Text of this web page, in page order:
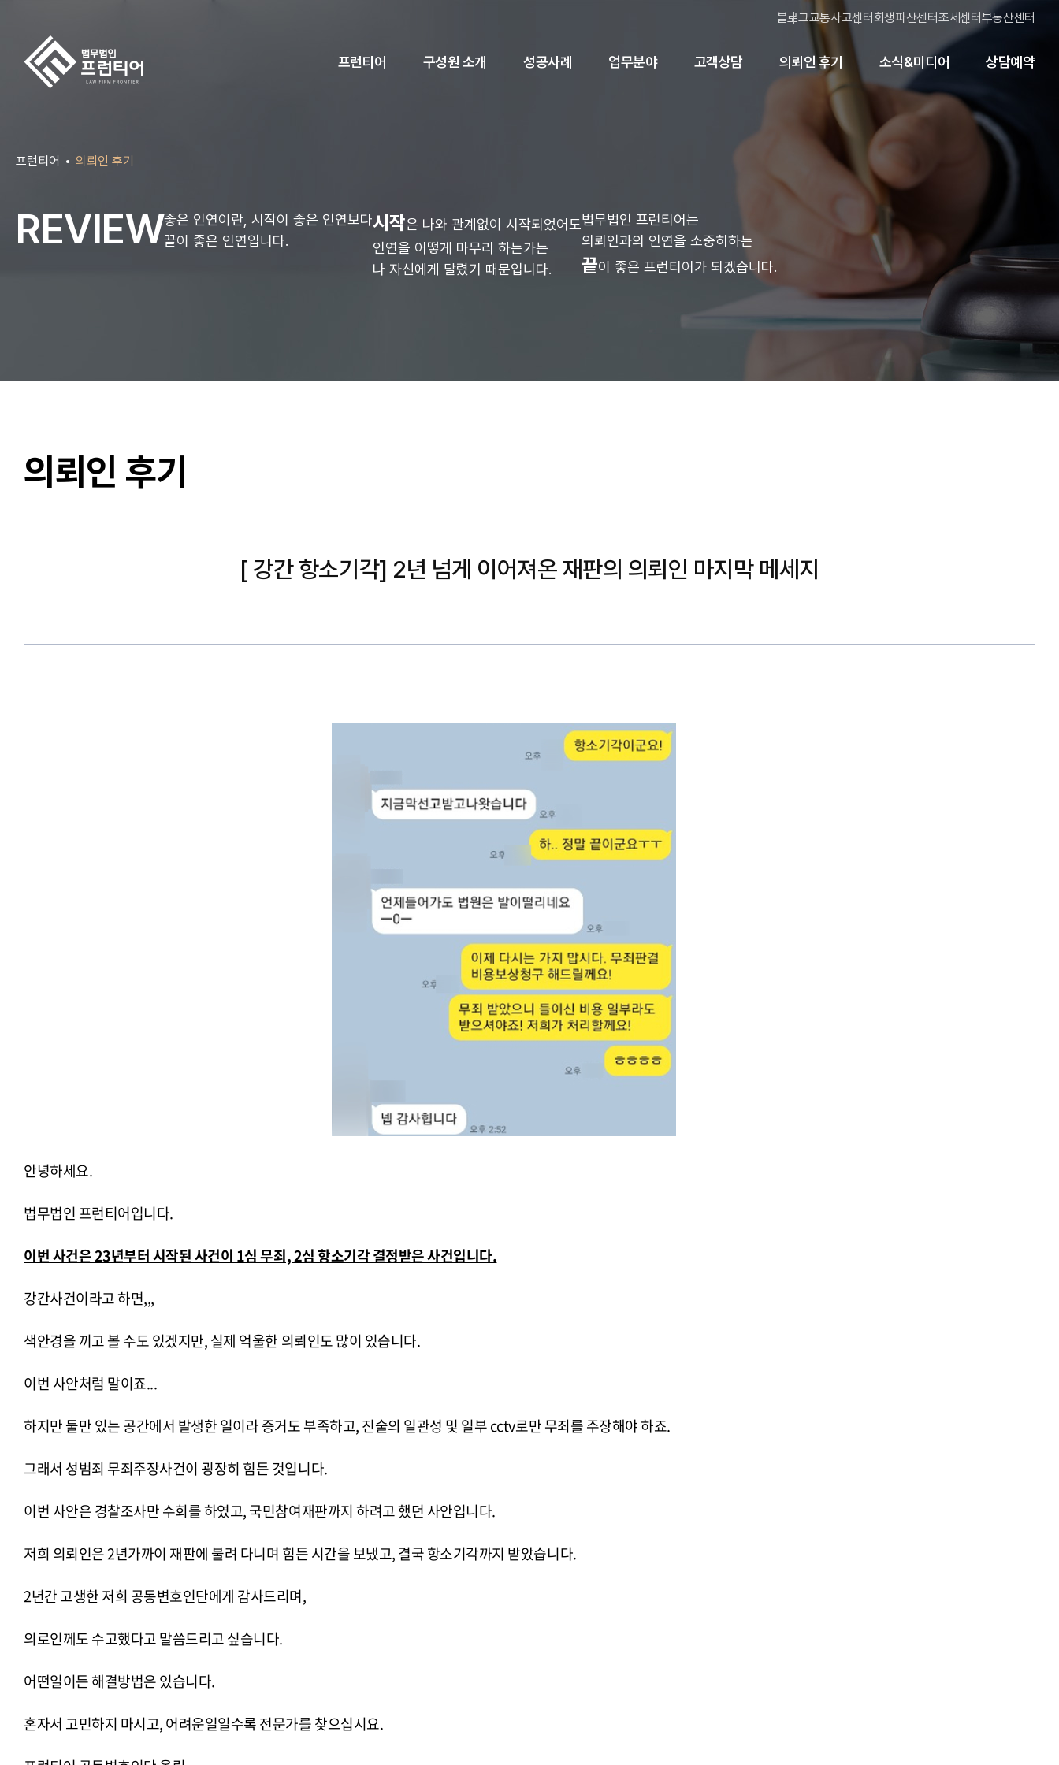
블로그교통사고센터 회생파산센터조세센터부동산센터
프런티어 구성원 소개 성공사례 업무분야 고객상담 의뢰인 후기 소식&미디어 상담예약
프런티어 의뢰인 후기
REVIEW좋은 인연이란, 시작이 좋은 인연보다
끝이 좋은 인연입니다.
시작은 나와 관계없이 시작되었어도
인연을 어떻게 마무리 하는가는
나 자신에게 달렸기 때문입니다.
법무법인 프런티어는
의뢰인과의 인연을 소중히하는
끝이 좋은 프런티어가 되겠습니다.
의뢰인 후기
[ 강간 항소기각] 2년 넘게 이어져온 재판의 의뢰인 마지막 메세지
안녕하세요.
법무법인 프런티어입니다.
이번 사건은 23년부터 시작된 사건이 1심 무죄, 2심 항소기각 결정받은 사건입니다.
강간사건이라고 하면,,,
색안경을 끼고 볼 수도 있겠지만, 실제 억울한 의뢰인도 많이 있습니다.
이번 사안처럼 말이죠...
하지만 둘만 있는 공간에서 발생한 일이라 증거도 부족하고, 진술의 일관성 및 일부 cctv로만 무죄를 주장해야 하죠.
그래서 성범죄 무죄주장사건이 굉장히 힘든 것입니다.
이번 사안은 경찰조사만 수회를 하였고, 국민참여재판까지 하려고 했던 사안입니다.
저희 의뢰인은 2년가까이 재판에 불려 다니며 힘든 시간을 보냈고, 결국 항소기각까지 받았습니다.
2년간 고생한 저희 공동변호인단에게 감사드리며,
의로인께도 수고했다고 말씀드리고 싶습니다.
어떤일이든 해결방법은 있습니다.
혼자서 고민하지 마시고, 어려운일일수록 전문가를 찾으십시요.